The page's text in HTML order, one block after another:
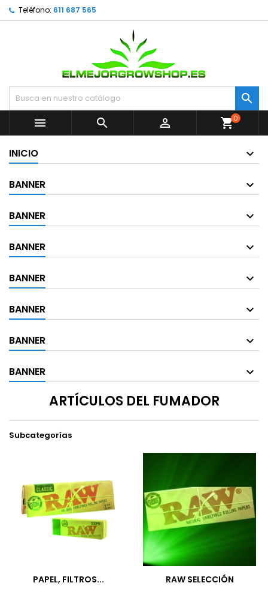
Teléfono: 611 687 565


  shopping_cart0
INICIO
BANNER
BANNER
BANNER
BANNER
BANNER
BANNER
BANNER
ARTÍCULOS DEL FUMADOR
Subcategorías
PAPEL, FILTROS... RAW SELECCIÓN